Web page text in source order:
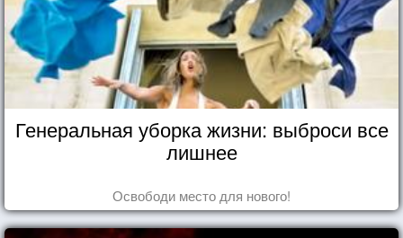
Генеральная уборка жизни: выброси все
лишнее
Освободи место для нового!